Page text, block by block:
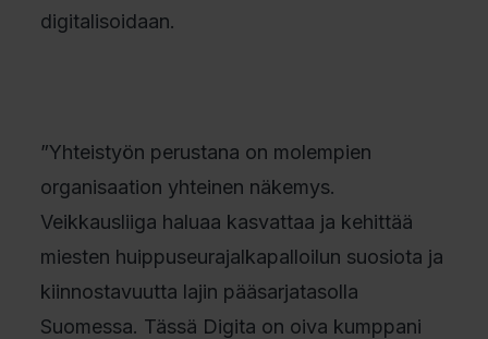
digitalisoidaan.
”Yhteistyön perustana on molempien
organisaation yhteinen näkemys.
Veikkausliiga haluaa kasvattaa ja kehittää
miesten huippuseurajalkapalloilun suosiota ja
kiinnostavuutta lajin pääsarjatasolla
Suomessa. Tässä Digita on oiva kumppani